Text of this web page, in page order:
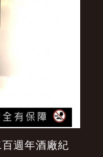
週年酒廠紀